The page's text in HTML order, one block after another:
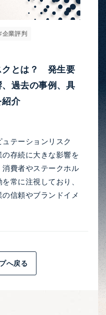
企業評判
クとは？ 発生要
過去の事例、具
紹介
テーションリスク
の存続に大きな影響を
費者やステークホル
常に注視しており、
信頼やブランドイメ
へ戻る